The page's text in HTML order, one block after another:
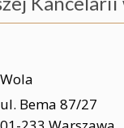
Wola
ul. Bema 87/27